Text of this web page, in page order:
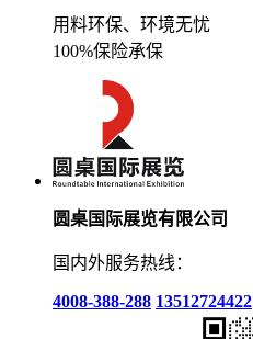
用料环保、环境无忧
100%保险承保
圆桌国际展览有限公司
国内外服务热线：
4008-388-288 13512724422